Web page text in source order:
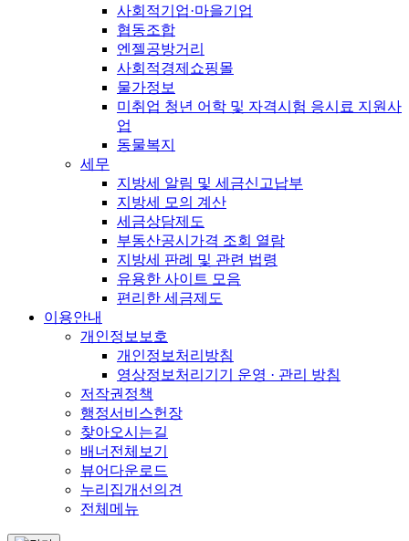
사회적기업·마을기업
협동조합
엔젤공방거리
사회적경제쇼핑몰
물가정보
미취업 청년 어학 및 자격시험 응시료 지원사
업
동물복지
세무
지방세 알림 및 세금신고납부
지방세 모의 계산
세금상담제도
부동산공시가격 조회 열람
지방세 판례 및 관련 법령
유용한 사이트 모음
편리한 세금제도
이용안내
개인정보보호
개인정보처리방침
영상정보처리기기 운영 · 관리 방침
저작권정책
행정서비스헌장
찾아오시는길
배너전체보기
뷰어다운로드
누리집개선의견
전체메뉴